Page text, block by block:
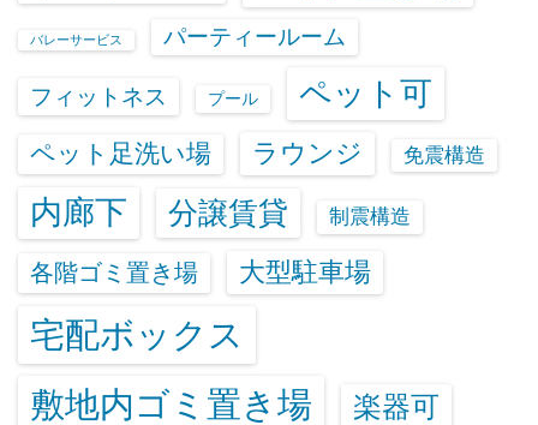
バレーサービス パーティールーム
フィットネス プール ペット可
ペット足洗い場 ラウンジ 免震構造
内廊下 分譲賃貸 制震構造
各階ゴミ置き場 大型駐車場
宅配ボックス
敷地内ゴミ置き場
楽器可